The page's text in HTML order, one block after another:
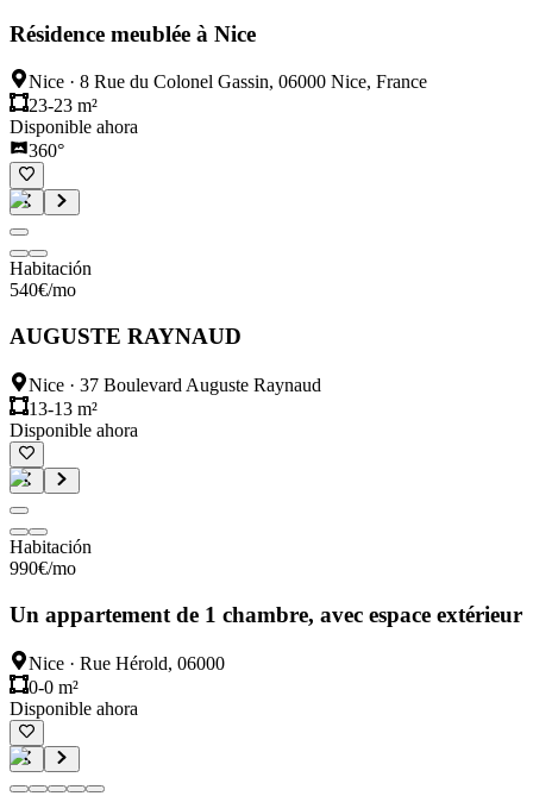
Résidence meublée à Nice
Nice · 8 Rue du Colonel Gassin, 06000 Nice, France
23-23 m²
Disponible ahora
360°
Habitación
540€/mo
AUGUSTE RAYNAUD
Nice · 37 Boulevard Auguste Raynaud
13-13 m²
Disponible ahora
Habitación
990€/mo
Un appartement de 1 chambre, avec espace extérieur
Nice · Rue Hérold, 06000
0-0 m²
Disponible ahora